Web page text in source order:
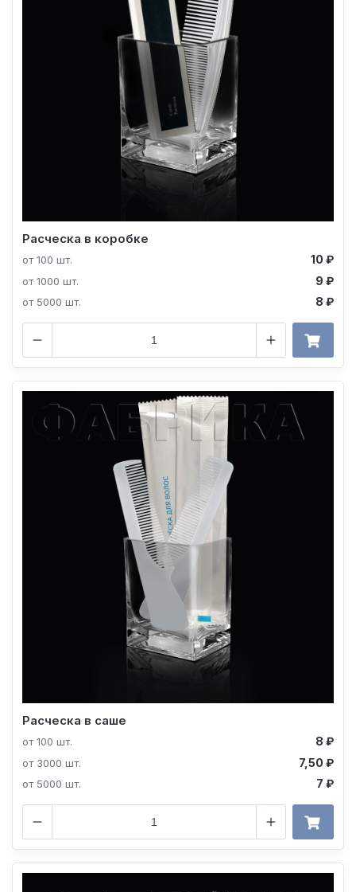
Расческа в коробке
от 100 шт. 10 ₽
от 1000 шт. 9 ₽
от 5000 шт. 8 ₽
Расческа в саше
от 100 шт. 8 ₽
от 3000 шт. 7,50 ₽
от 5000 шт. 7 ₽